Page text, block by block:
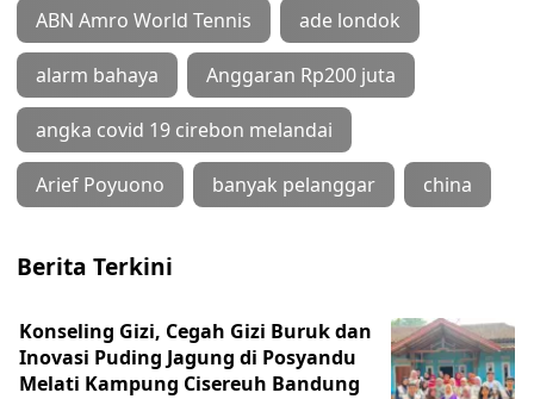
ABN Amro World Tennis ade londok
alarm bahaya Anggaran Rp200 juta
angka covid 19 cirebon melandai
Arief Poyuono banyak pelanggar china
Berita Terkini
Konseling Gizi, Cegah Gizi Buruk dan
Inovasi Puding Jagung di Posyandu
Melati Kampung Cisereuh Bandung